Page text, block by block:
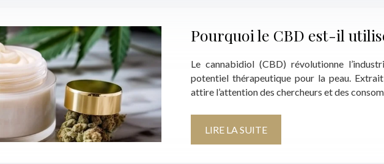
Pourquoi le CBD est-il
Le cannabidiol (CBD) révolutionne
potentiel thérapeutique pour la peau.
attire l’attention des chercheurs et des
LIRE LA SUITE